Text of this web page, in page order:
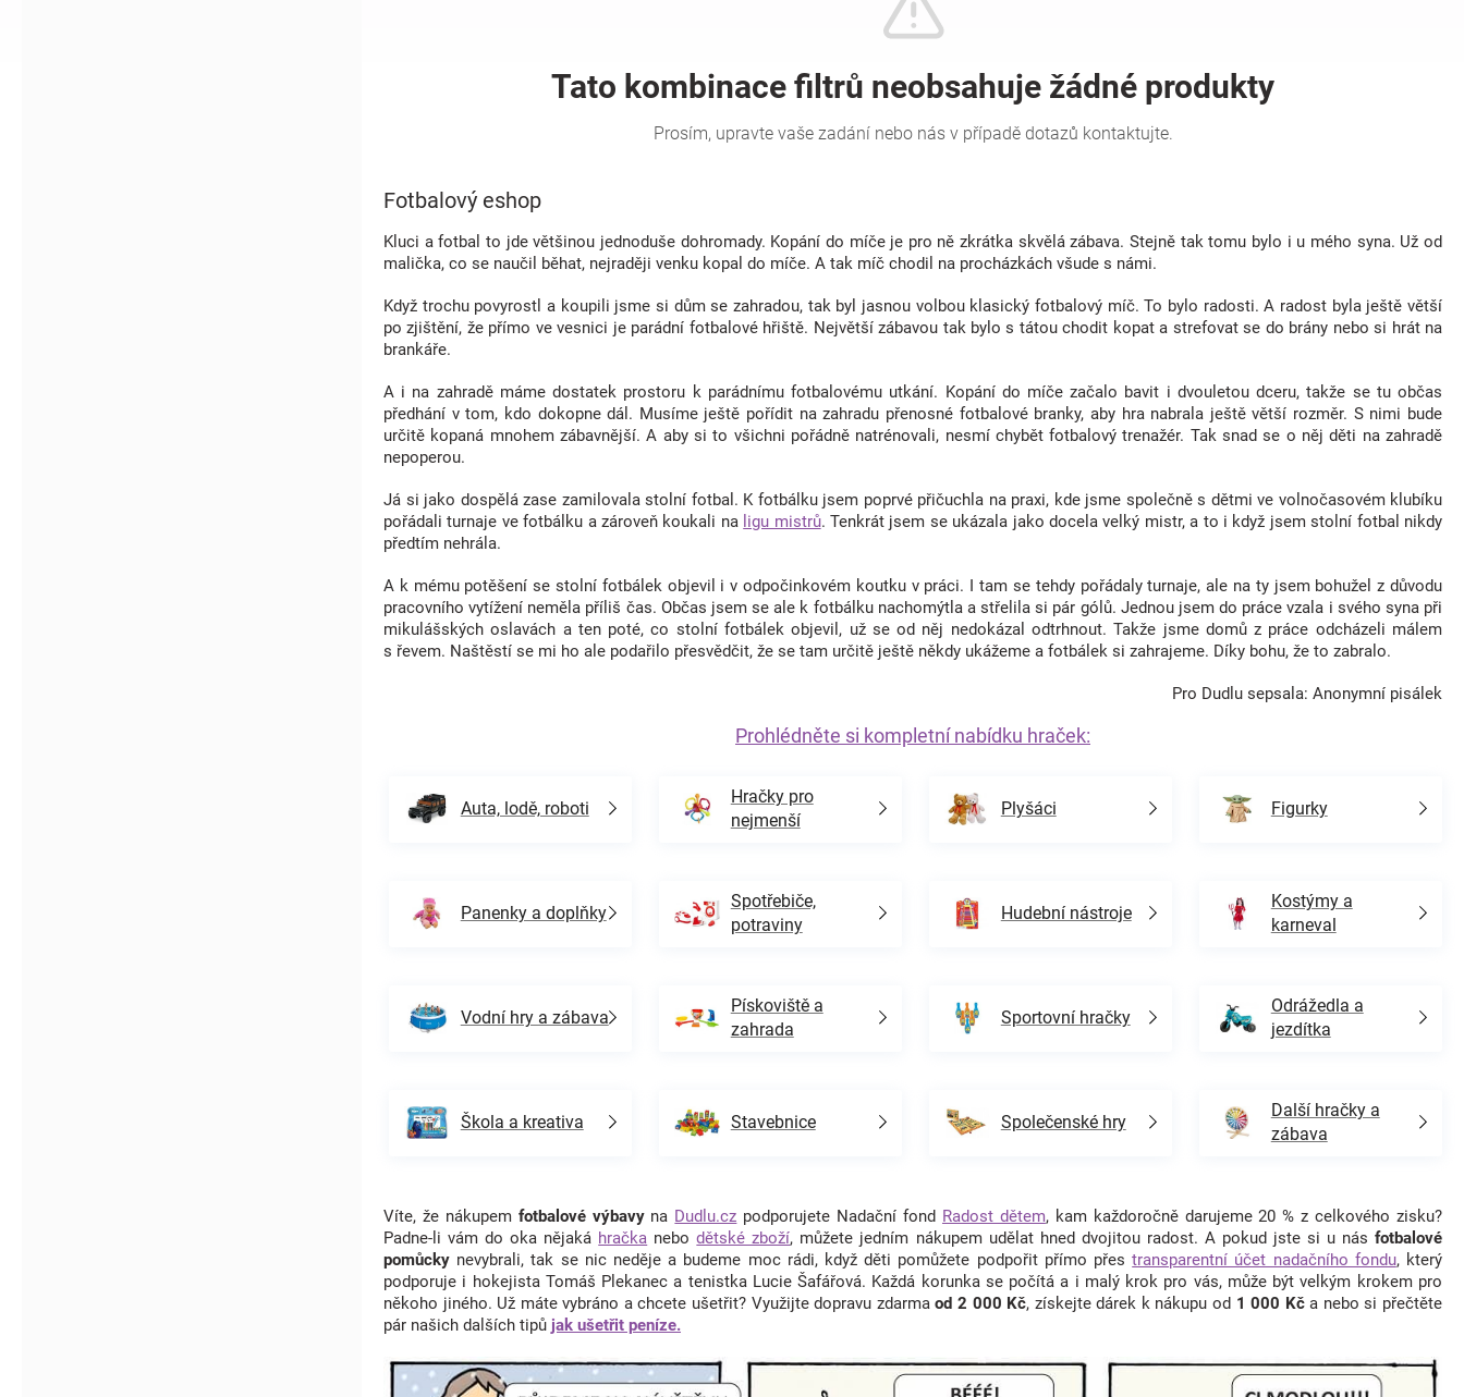
Fotbalový eshop
Kluci a fotbal to jde většinou jednoduše dohromady. Kopání do míče je pro ně zkrátka skvělá zábava. Stejně tak tomu bylo i u mého syna. Už od
malička, co se naučil běhat, nejraději venku kopal do míče. A tak míč chodil na procházkách všude s námi.
Když trochu povyrostl a koupili jsme si dům se zahradou, tak byl jasnou volbou klasický fotbalový míč. To bylo radosti. A radost byla ještě větší
po zjištění, že přímo ve vesnici je parádní fotbalové hřiště. Největší zábavou tak bylo s tátou chodit kopat a strefovat se do brány nebo si hrát na
brankáře.
A i na zahradě máme dostatek prostoru k parádnímu fotbalovému utkání. Kopání do míče začalo bavit i dvouletou dceru, takže se tu občas
předhání v tom, kdo dokopne dál. Musíme ještě pořídit na zahradu přenosné fotbalové branky, aby hra nabrala ještě větší rozměr. S nimi bude
určitě kopaná mnohem zábavnější. A aby si to všichni pořádně natrénovali, nesmí chybět fotbalový trenažér. Tak snad se o něj děti na zahradě
nepoperou.
Já si jako dospělá zase zamilovala stolní fotbal. K fotbálku jsem poprvé přičuchla na praxi, kde jsme společně s dětmi ve volnočasovém klubíku
pořádali turnaje ve fotbálku a zároveň koukali na ligu mistrů. Tenkrát jsem se ukázala jako docela velký mistr, a to i když jsem stolní fotbal nikdy
předtím nehrála.
A k mému potěšení se stolní fotbálek objevil i v odpočinkovém koutku v práci. I tam se tehdy pořádaly turnaje, ale na ty jsem bohužel z důvodu
pracovního vytížení neměla příliš čas. Občas jsem se ale k fotbálku nachomýtla a střelila si pár gólů. Jednou jsem do práce vzala i svého syna při
mikulášských oslavách a ten poté, co stolní fotbálek objevil, už se od něj nedokázal odtrhnout. Takže jsme domů z práce odcházeli málem
s řevem. Naštěstí se mi ho ale podařilo přesvědčit, že se tam určitě ještě někdy ukážeme a fotbálek si zahrajeme. Díky bohu, že to zabralo.
Pro Dudlu sepsala: Anonymní pisálek
Prohlédněte si kompletní nabídku hraček:
Auta, lodě, roboti
Hračky pro
nejmenší
Plyšáci Figurky
Panenky a doplňky
Spotřebiče,
potraviny
Hudební nástroje
Kostýmy a
karneval
Vodní hry a zábava
Pískoviště a
zahrada
Sportovní hračky
Odrážedla a
jezdítka
Škola a kreativa Stavebnice Společenské hry
Další hračky a
zábava
Víte, že nákupem fotbalové výbavy na Dudlu.cz podporujete Nadační fond Radost dětem, kam každoročně darujeme 20 % z celkového zisku?
Padne-li vám do oka nějaká hračka nebodětské zboží, můžete jedním nákupem udělat hned dvojitou radost. A pokud jste si u násfotbalové
pomůcky nevybrali, tak se nic neděje a budeme moc rádi, když děti pomůžete podpořit přímo přestransparentní účet nadačního fondu, který
podporuje i hokejista Tomáš Plekanec a tenistka Lucie Šafářová. Každá korunka se počítá a i malý krok pro vás, může být velkým krokem pro
někoho jiného. Už máte vybráno a chcete ušetřit? Využijte dopravu zdarmaod 2 000 Kč, získejte dárek k nákupu od 1 000 Kča nebo si přečtěte
pár našich dalších tipů jak ušetřit peníze.